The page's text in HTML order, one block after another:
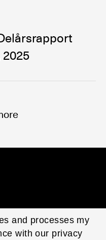
and processes my
with our privacy